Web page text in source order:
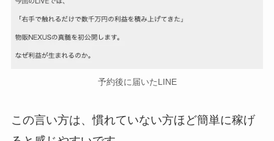
予約後に届いたLINE
この言い方は、慣れていない方ほど簡単に稼げ